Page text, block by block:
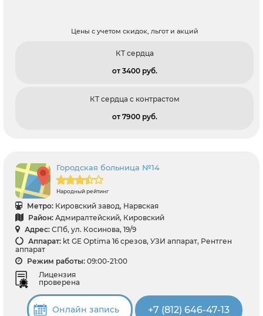
Цены с учетом скидок, льгот и акций
КТ сердца
от 3400 pуб.
КТ сердца c контрастом
от 7900 pуб.
Городская больница №14
Народный рейтинг
Метро: Кировский завод, Нарвская
Район: Адмиралтейский, Кировский
Адрес: СПб, ул. Косинова, 19/9
Аппарат: kt GE Optima 16 срезов, УЗИ аппарат, Рентген
аппарат
Режим работы: 09:00-21:00
Лицензия
проверена
Онлайн запись +7 (812) 646-47-13